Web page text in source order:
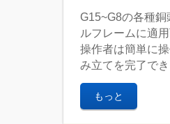
G15~G8の各種銅
ルフレームに適用
操作者は簡単に
み立てを完了でき
もっと